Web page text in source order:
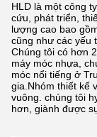
HLD là một công
cứu, phát triển,
lượng cao bao
cũng như các yếu
Chúng tôi có hơn
máy móc nhựa,
móc nổi tiếng ở
gia.Nhóm thiết kế
vuông. chúng tôi
hơn, giành được